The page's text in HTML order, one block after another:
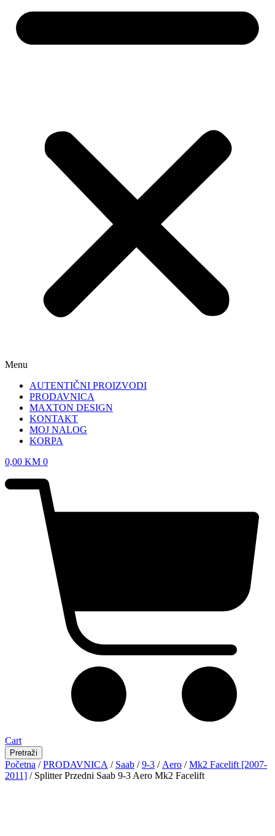
Menu
AUTENTIČNI PROIZVODI
PRODAVNICA
MAXTON DESIGN
KONTAKT
MOJ NALOG
KORPA
0,00 KM 0
Cart
Pretraži
Početna /PRODAVNICA / Saab /9-3 / Aero /Mk2 Facelift [2007-
2011] / Splitter Przedni Saab 9-3 Aero Mk2 Facelift